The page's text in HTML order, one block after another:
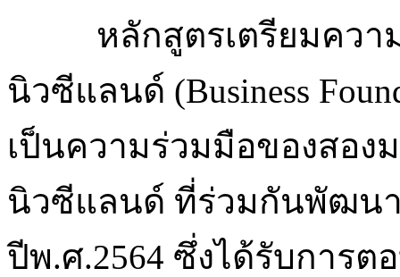
หลักสูตรเตรียมคว
นิวซีแลนด์ (Business
เป็นความร่วมมือของสอง
นิวซีแลนด์ ที่ร่วมกันพัฒน
ปีพ.ศ.2564 ซึ่งได้รับการต